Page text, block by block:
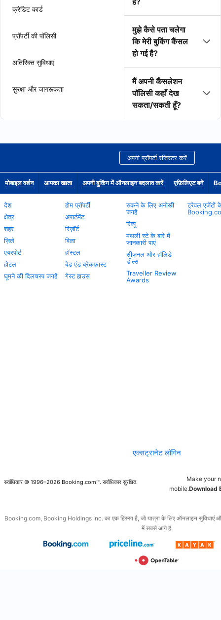
क्रेडिट कार्ड
प्रॉपर्टी की पॉलिसी
अतिरिक्त सुविधाएं
सुरक्षा और जागरूकता
मुझे कैसे पता चलेगा
कि मेरी बुकिंग कैंसल
हो गई है?
मैं अपनी कैंसलेशन
पॉलिसी कहाँ देख
सकता/सकती हूँ?
अपनी प्रॉपर्टी रजिस्टर करें
मोबाइल वर्शन आपका खाता अपनी बुकिंग में ऑनलाइन बदलाव करें एफ़िलिएट बनें
देश
क्षेत्र
शहर
ज़िले
एयरपोर्ट
होटल
घूमने की दिलचस्प जगहें
होम प्रॉपर्टी
अपार्टमेंट
रिज़ॉर्ट
विला
हॉस्टल
बेड एंड ब्रेकफ़ास्ट
गेस्ट हाउस
रुकने के लिए अनोखी
जगहें
रिव्यू
मंथली स्टे के बारे में
जानकारी पाएं
सीज़नल और हॉलिडे
डील्स
Traveller Review
Awards
ट्रेवल एजेंटों
एक्सट्रानेट लॉगिन
सर्वाधिकार © 1996–2026 Booking.com™. सर्वाधिकार सुरक्षित.
Make your
mobile.Download
Booking.com, Booking Holdings Inc. का एक हिस्सा है, जो यात्रा के लिए ऑनलाइन सुविधाएं
में सबसे आगे है.